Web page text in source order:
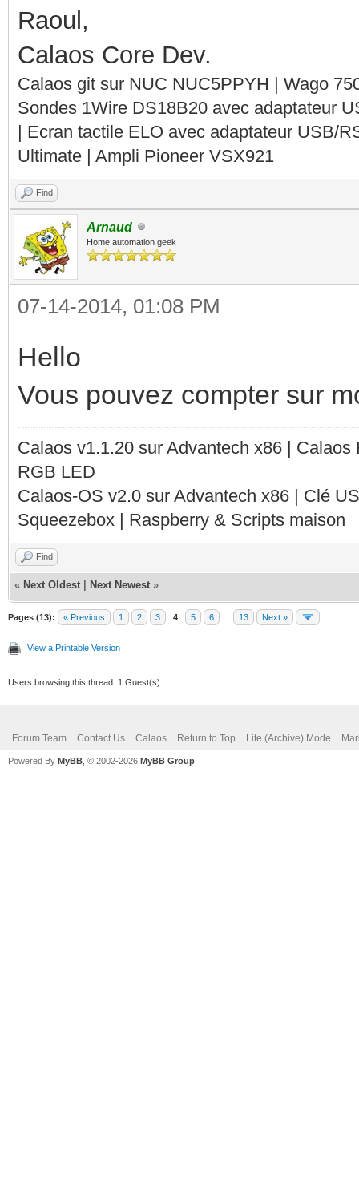
Raoul,
Calaos Core Dev.
Calaos git sur NUC NUC5PPYH | Wago
Sondes 1Wire DS18B20 avec adaptateur
| Ecran tactile ELO avec adaptateur USB/
Ultimate | Ampli Pioneer VSX921
Find
Arnaud
Home automation geek
07-14-2014, 01:08 PM
Hello
Vous pouvez compter sur
Calaos v1.1.20 sur Advantech x86 |
RGB LED
Calaos-OS v2.0 sur Advantech x86 | Clé
Squeezebox | Raspberry & Scripts maison
Find
« Next Oldest Next Newest »
Pages (13): « Previous 1 2 3 4 5 6 13 Next »
View a Printable Version
Users browsing this thread: 1 Guest(s)
Forum Team Contact Us Calaos Return to Top Lite (Archive) Mode
Powered By MyBB , © 2002-2026 MyBB Group